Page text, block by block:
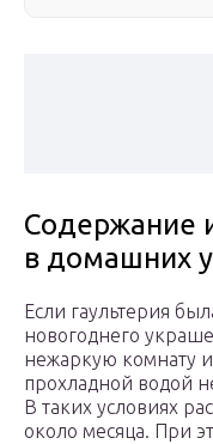
Содержание
в домашних
Если гаультерия
новогоднего
нежаркую комнату
прохладной водой
В таких условиях
около месяца. При